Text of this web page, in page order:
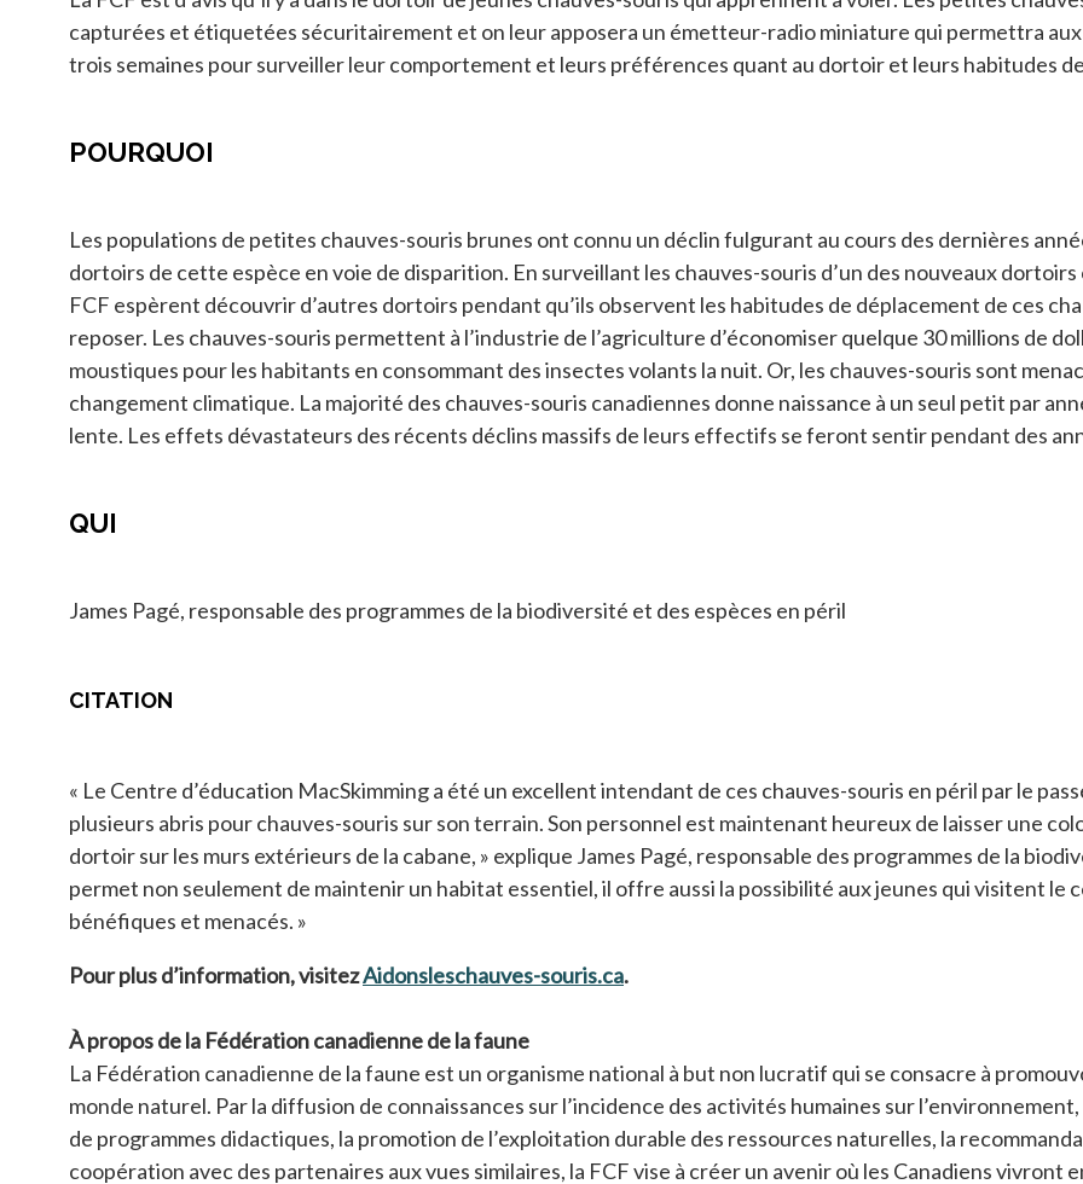
capturées et étiquetées sécuritairement et on leur apposera un émetteur-radio miniature qui permettra
trois semaines pour surveiller leur comportement et leurs préférences quant au dortoir et leurs habitudes
POURQUOI
Les populations de petites chauves-souris brunes ont connu un déclin fulgurant au cours des dernières
dortoirs de cette espèce en voie de disparition. En surveillant les chauves-souris d’un des nouveaux
FCF espèrent découvrir d’autres dortoirs pendant qu’ils observent les habitudes de déplacement de ces
reposer. Les chauves-souris permettent à l’industrie de l’agriculture d’économiser quelque 30 millions de
moustiques pour les habitants en consommant des insectes volants la nuit. Or, les chauves-souris sont
changement climatique. La majorité des chauves-souris canadiennes donne naissance à un seul petit par
lente. Les effets dévastateurs des récents déclins massifs de leurs effectifs se feront sentir pendant des
QUI
James Pagé, responsable des programmes de la biodiversité et des espèces en péril
CITATION
« Le Centre d’éducation MacSkimming a été un excellent intendant de ces chauves-souris en péril par le
plusieurs abris pour chauves-souris sur son terrain. Son personnel est maintenant heureux de laisser une
dortoir sur les murs extérieurs de la cabane, » explique James Pagé, responsable des programmes de la
permet non seulement de maintenir un habitat essentiel, il offre aussi la possibilité aux jeunes qui visitent le
bénéfiques et menacés. »
Pour plus d’information, visitezAidonsleschauves-souris.cas’ouvre dans un nouvel onglet
.
À propos de la Fédération canadienne de la faune
La Fédération canadienne de la faune est un organisme national à but non lucratif qui se consacre à
monde naturel. Par la diffusion de connaissances sur l’incidence des activités humaines sur
de programmes didactiques, la promotion de l’exploitation durable des ressources naturelles, la
coopération avec des partenaires aux vues similaires, la FCF vise à créer un avenir où les Canadiens